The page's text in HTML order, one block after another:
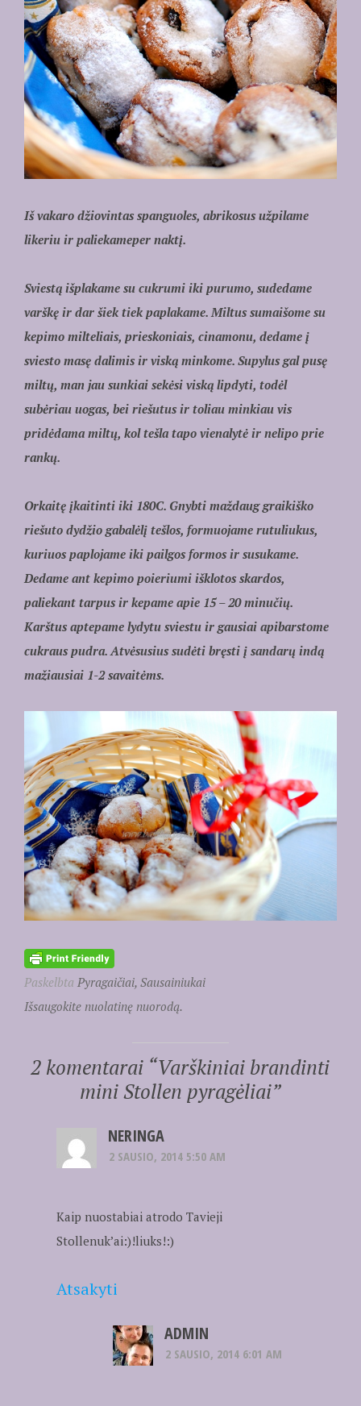
Iš vakaro džiovintas spanguoles, abrikosus užpilame
likeriu ir paliekameper naktį.
Sviestą išplakame su cukrumi iki purumo, sudedame
varškę ir dar šiek tiek paplakame. Miltus sumaišome su
kepimo milteliais, prieskoniais, cinamonu, dedame į
sviesto masę dalimis ir viską minkome. Supylus gal pusę
miltų, man jau sunkiai sekėsi viską lipdyti, todėl
subėriau uogas, bei riešutus ir toliau minkiau vis
pridėdama miltų, kol tešla tapo vienalytė ir nelipo prie
rankų.
Orkaitę įkaitinti iki 180C. Gnybti maždaug graikiško
riešuto dydžio gabalėlį tešlos, formuojame rutuliukus,
kuriuos paplojame iki pailgos formos ir susukame.
Dedame ant kepimo poieriumi išklotos skardos,
paliekant tarpus ir kepame apie 15 – 20 minučių.
Karštus aptepame lydytu sviestu ir gausiai apibarstome
cukraus pudra. Atvėsusius sudėti bręsti į sandarų indą
mažiausiai 1-2 savaitėms.
Paskelbta Pyragaičiai, Sausainiukai
Išsaugokite nuolatinę nuorodą.
2 komentarai “Varškiniai brandinti
mini Stollen pyragėliai”
NERINGA
2 SAUSIO, 2014 5:50 AM
Kaip nuostabiai atrodo Tavieji
Stollenuk’ai:)!liuks!:)
Atsakyti
ADMIN
2 SAUSIO, 2014 6:01 AM